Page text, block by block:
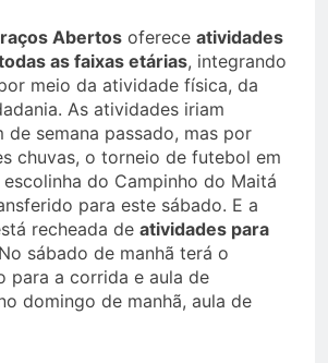
Abertos oferece atividades
as faixas etárias, integrando
meio da atividade física, da
As atividades iriam
de semana passado, mas por
chuvas, o torneio de futebol em
do Campinho do Maitá
para este sábado. E a
recheada de atividades para
No sábado de manhã terá o
para a corrida e aula de
domingo de manhã, aula de